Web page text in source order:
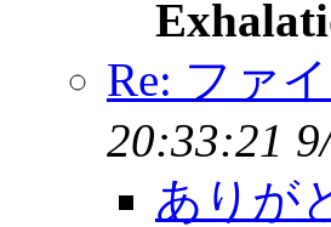
Re: ファ
20:33:21
ありが